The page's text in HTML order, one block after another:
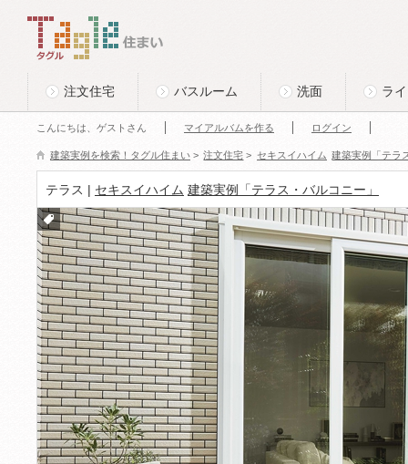
Tagle タグル 住まい
注文住宅 バスルーム 洗面 ラ
こんにちは、ゲストさん マイアルバムを作る ログイン
建築実例を検索！タグル住まい > 注文住宅 > セキスイハイム 建築実例「テラ
テラス | セキスイハイム 建築実例「テラス・バルコニー」
付箋
をつ
ける